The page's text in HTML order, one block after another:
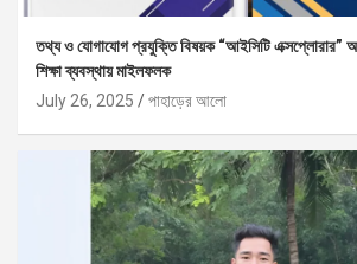
তথ্য ও যোগাযোগ প্রযুক্তি বিষয়ক “আইসিটি এক্সপ্লোরার”
শিক্ষা ব্যবস্থায় মাইলফলক
July 26, 2025
পাহাড়ের আলো